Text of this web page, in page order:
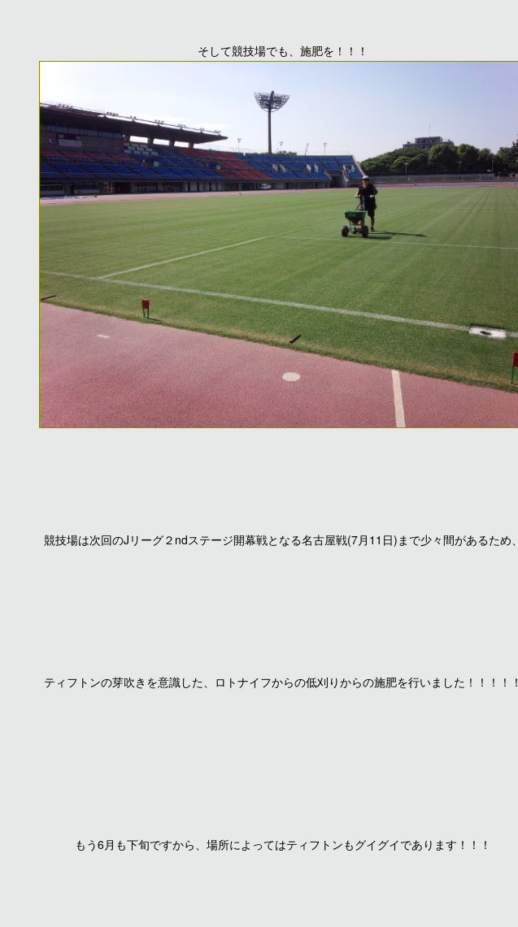
そして競技場でも、施肥を！！！
競技場は次回のJリーグ２ndステージ開幕戦となる名古屋戦(7月11日)まで少々間があるため、
ティフトンの芽吹きを意識した、ロトナイフからの低刈りからの施肥を行いました！！！！！
もう6月も下旬ですから、場所によってはティフトンもグイグイであります！！！